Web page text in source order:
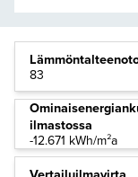
83
ilmastossa
-12.671 kWh/m²a